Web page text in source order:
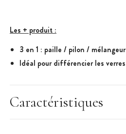
Les + produit :
3 en 1 : paille / pilon / mélangeur
Idéal pour différencier les verres
Lot de 6
Couleurs : diverses
Caractéristiques